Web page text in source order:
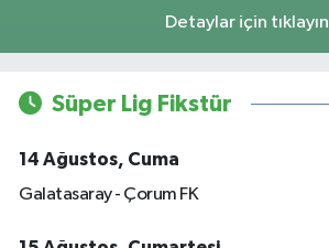
Detaylar için tıklayın
Süper Lig Fikstür
14 Ağustos, Cuma
Galatasaray - Çorum FK